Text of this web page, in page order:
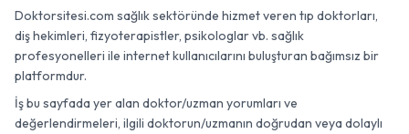
Doktorsitesi.com sağlık sektöründe hizmet veren tıp doktorları,
diş hekimleri, fizyoterapistler, psikologlar vb. sağlık
profesyonelleri ile internet kullanıcılarını buluşturan bağımsız bir
platformdur.
İş bu sayfada yer alan doktor/uzman yorumları ve
değerlendirmeleri, ilgili doktorun/uzmanın doğrudan veya dolaylı